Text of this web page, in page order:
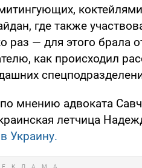
где также
раз — для этого брала
как происходил
мнению адвоката
летчица
Украину.